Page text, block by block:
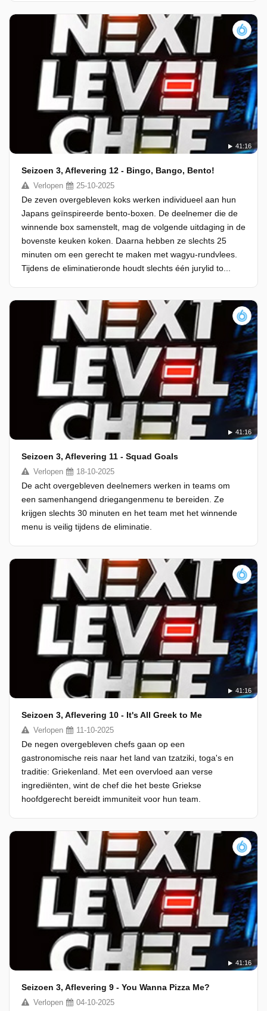
41:16
Seizoen 3, Aflevering 12 - Bingo, Bango, Bento!
Verlopen 25-10-2025
De zeven overgebleven koks werken individueel aan hun
Japans geïnspireerde bento-boxen. De deelnemer die de
winnende box samenstelt, mag de volgende uitdaging in de
bovenste keuken koken. Daarna hebben ze slechts 25
minuten om een gerecht te maken met wagyu-rundvlees.
Tijdens de eliminatieronde houdt slechts één jurylid to...
41:16
Seizoen 3, Aflevering 11 - Squad Goals
Verlopen 18-10-2025
De acht overgebleven deelnemers werken in teams om
een samenhangend driegangenmenu te bereiden. Ze
krijgen slechts 30 minuten en het team met het winnende
menu is veilig tijdens de eliminatie.
41:16
Seizoen 3, Aflevering 10 - It's All Greek to Me
Verlopen 11-10-2025
De negen overgebleven chefs gaan op een
gastronomische reis naar het land van tzatziki, toga's en
traditie: Griekenland. Met een overvloed aan verse
ingrediënten, wint de chef die het beste Griekse
hoofdgerecht bereidt immuniteit voor hun team.
41:16
Seizoen 3, Aflevering 9 - You Wanna Pizza Me?
Verlopen 04-10-2025